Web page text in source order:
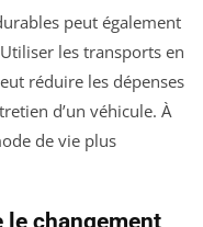
peut également
les transports en
réduire les dépenses
d’un véhicule. À
de vie plus
le changement